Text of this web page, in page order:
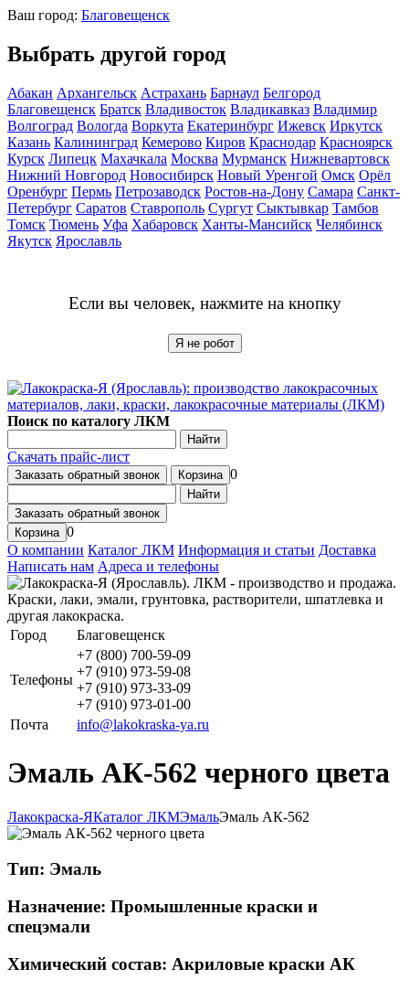
Ваш город: Благовещенск
Выбрать другой город
Абакан Архангельск Астрахань Барнаул Белгород
Благовещенск Братск Владивосток Владикавказ Владимир
Волгоград Вологда Воркута Екатеринбург Ижевск Иркутск
Казань Калининград Кемерово Киров Краснодар Красноярск
Курск Липецк Махачкала Москва Мурманск Нижневартовск
Нижний Новгород Новосибирск Новый Уренгой Омск Орёл
Оренбург Пермь Петрозаводск Ростов-на-Дону Самара Санкт-
Петербург Саратов Ставрополь Сургут Сыктывкар Тамбов
Томск Тюмень Уфа Хабаровск Ханты-Мансийск Челябинск
Якутск Ярославль
Если вы человек, нажмите на кнопку
Я не робот
Поиск по каталогу ЛКМ
Найти
Скачать прайс-лист
Заказать обратный звонок Корзина 0
Найти
Заказать обратный звонок
Корзина 0
О компании Каталог ЛКМ Информация и статьи Доставка
Написать нам Адреса и телефоны
Город Благовещенск
Телефоны
+7 (800) 700-59-09
+7 (910) 973-59-08
+7 (910) 973-33-09
+7 (910) 973-01-00
Почта
info@lakokraska-ya.ru
Эмаль АК-562 черного цвета
Лакокраска-ЯКаталог ЛКМЭмальЭмаль АК-562
Тип: Эмаль
Назначение: Промышленные краски и
спецэмали
Химический состав: Акриловые краски АК